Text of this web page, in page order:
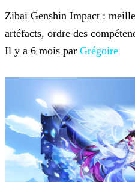
Zibai Genshin Impact :
artéfacts, ordre des
Il y a 6 mois par Grégoire